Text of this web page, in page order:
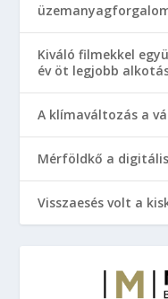
Kiváló filmekkel
év öt legjobb
A klímaváltozás a
Mérföldkő a
Visszaesés volt a